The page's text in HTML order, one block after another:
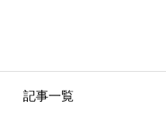
記事一覧